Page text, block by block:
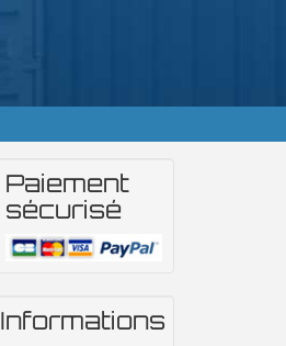
Paiement
sécurisé
Informations